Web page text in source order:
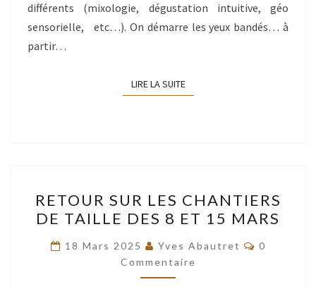
différents (mixologie, dégustation intuitive, géo
sensorielle, etc…). On démarre les yeux bandés… à
partir…
LIRE LA SUITELIRE LA SUITE
SUR
LES
CHANTIERS
DE
TAILLE
RETOUR SUR LES CHANTIERS
DE TAILLE DES 8 ET 15 MARS
18 Mars 2025 Yves Abautret
0
Commentaire